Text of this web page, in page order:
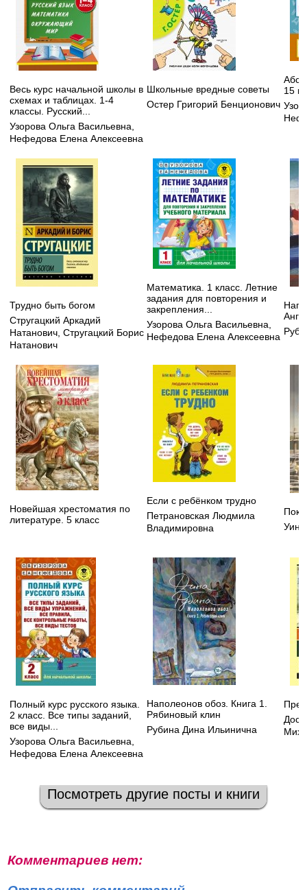
Весь курс начальной школы в
схемах и таблицах. 1-4
классы. Русский...
Узорова Ольга Васильевна
Нефедова Елена Алексеевна
Школьные вредные советы
Остер Григорий Бенционович
15
Трудно быть богом
Стругацкий Аркадий
Натанович Стругацкий Борис
Натанович
Математика. 1 класс. Летние
задания для повторения и
закрепления...
Узорова Ольга Васильевна
Нефедова Елена Алексеевна
Новейшая хрестоматия по
литературе. 5 класс
Если с ребёнком трудно
Петрановская Людмила
Владимировна
Полный курс русского языка.
2 класс. Все типы заданий,
все виды...
Узорова Ольга Васильевна
Нефедова Елена Алексеевна
Наполеонов обоз. Книга 1.
Рябиновый клин
Рубина Дина Ильинична
Посмотреть другие посты и книги
Комментариев нет: